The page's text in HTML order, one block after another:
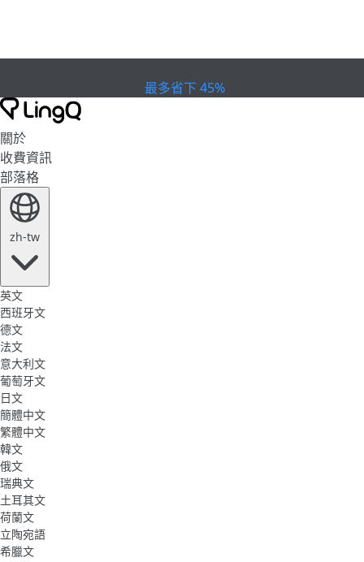
最多省下 45%
關於
收費資訊
部落格
zh-tw
英文
西班牙文
德文
法文
意大利文
葡萄牙文
日文
簡體中文
繁體中文
韓文
俄文
瑞典文
土耳其文
荷蘭文
立陶宛語
希臘文